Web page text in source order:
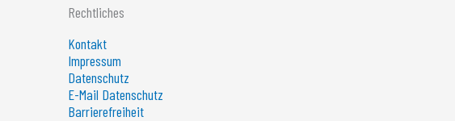
Rechtliches
Kontakt
Impressum
Datenschutz
E-Mail Datenschutz
Barrierefreiheit